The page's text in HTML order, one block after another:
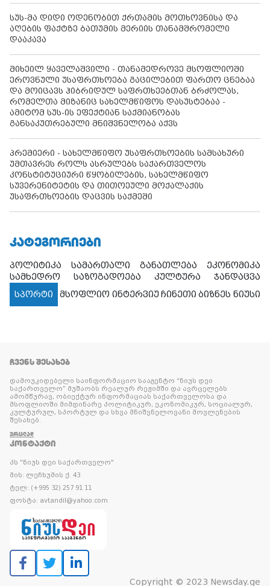
სუს-მა დიდი ოდენობით ქრთამის მოთხოვნისა და
აღების ფაქტზე ბათუმის მერიის თანამშრომელი
დააკავა
მიხეილ ყაველაშვილი - თანამედროვე მსოფლიოში
ეროვნული უსაფრთხოება გაცილებით ფართო ცნებაა
და მოიცავს ჰიბრიდულ საფრთხეებთან ბრძოლას,
რომელთა მიზანიც სახელმწიფოს დასუსტებაა -
ამიტომ სუს-ის ეფექტიან საქმიანობას
განსაკუთრებული მნიშვნელობა აქვს
პრემიერი - სახელმწიფო უსაფრთხოების სამსახური
უმთავრეს როლს ასრულებს საქართველოს
კონსტიტუციური წყობილების, სახელმწიფო
სუვერენიტეტის და თითოეული მოქალაქის
უსაფრთხოების დაცვის საქმეში
ᲙᲐᲢᲔᲒᲝᲠᲘᲔᲑᲘ
პოლიტიკა სამართალი განათლება
ეკონომიკა
სამხედრო
საზოგადოება კულტურა
ჯანდაცვა
სპორტი
მსოფლიო ინტერვიუ ჩინეთი ბიზნეს ნიუსი
ᲩᲕᲔᲜᲡ ᲨᲔᲡᲐᲮᲔᲑ
დამოუკიდებელი საინფორმაციო სააგენტო “ნიუს დეი
საქართველო” მუშაობს რეალურ რეჟიმში და ავრცელებს
ამომწურავ, ობიექტურ ინფორმაციას საქართველოსა და
მსოფლიოში მიმდინარე პოლიტიკურ, ეკონომიკურ, სოციალურ,
კულტურულ, სპორტულ და სხვა მნიშვნელოვანი მოვლენების
შესახებ.
ᲕᲠᲪᲚᲐᲓ
ᲙᲝᲜᲢᲐᲥᲢᲘ
პს "ნიუს დეი საქართველო"
მის: ლეჩხუმის ქ. 43
ტელ: (+995 32) 257 91 11
ფოსტა: avtandil@yahoo.com
Copyright © 2023 Newsday.ge